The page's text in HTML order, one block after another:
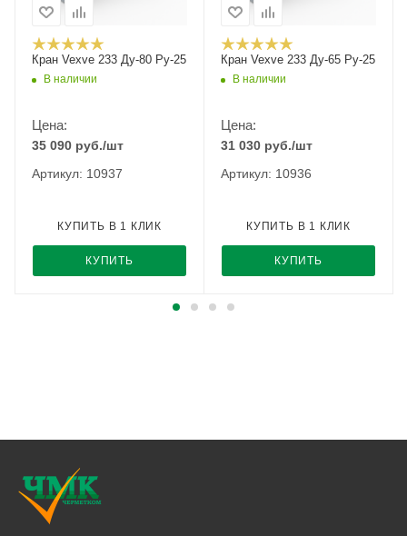
Кран Vexve 233 Ду-80 Ру-25
В наличии
Цена:
35 090 руб./шт
Артикул: 10937
КУПИТЬ
КУПИТЬ В 1 КЛИК
Кран Vexve 233 Ду-65 Ру-25
В наличии
Цена:
31 030 руб./шт
Артикул: 10936
КУПИТЬ
КУПИТЬ В 1 КЛИК